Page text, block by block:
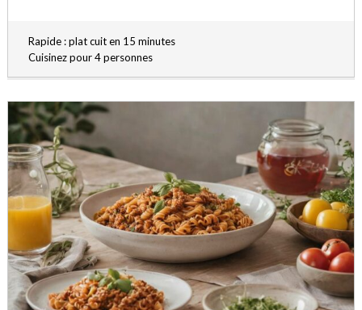
Rapide : plat cuit en 15 minutes
Cuisinez pour 4 personnes